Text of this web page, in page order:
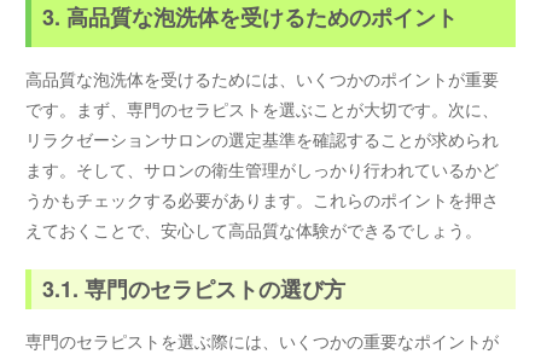
3. 高品質な泡洗体を受けるためのポイント
高品質な泡洗体を受けるためには、いくつかのポイントが重要
です。まず、専門のセラピストを選ぶことが大切です。次に、
リラクゼーションサロンの選定基準を確認することが求められ
ます。そして、サロンの衛生管理がしっかり行われているかど
うかもチェックする必要があります。これらのポイントを押さ
えておくことで、安心して高品質な体験ができるでしょう。
3.1. 専門のセラピストの選び方
専門のセラピストを選ぶ際には、いくつかの重要なポイントが